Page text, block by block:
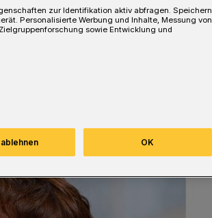
zur Identifikation aktiv abfragen. Speichern
Personalisierte Werbung und Inhalte, Messung von
sowie Entwicklung und
OK